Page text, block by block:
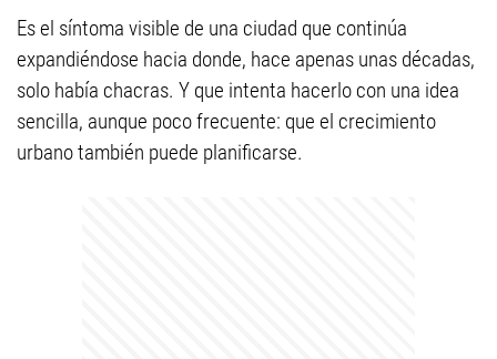
Es el síntoma visible de una ciudad que continúa
expandiéndose hacia donde, hace apenas unas décadas,
solo había chacras. Y que intenta hacerlo con una idea
sencilla, aunque poco frecuente: que el crecimiento
urbano también puede planificarse.